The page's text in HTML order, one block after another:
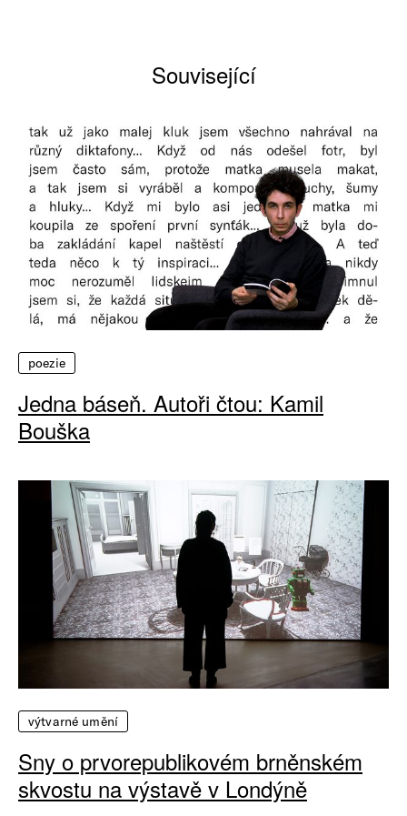
Související
poezie
Jedna báseň. Autoři čtou: Kamil
Bouška
výtvarné umění
Sny o prvorepublikovém brněnském
skvostu na výstavě v Londýně